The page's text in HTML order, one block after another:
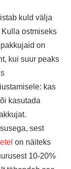
kuld välja
ostmiseks
on
kui suur peaks
kas
kasutada
sest
on näiteks
10-20%